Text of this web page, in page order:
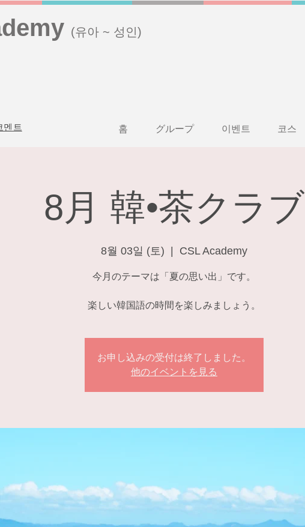
(유아 ~ 성인)
트 홈 グループ 이벤트 코스
8月 韓•茶クラブ
8월 03일 (토)
  |
CSL Academy
今月のテーマは「夏の思い出」です。
楽しい韓国語の時間を楽しみましょう。
お申し込みの受付は終了しました。
他のイベントを見る